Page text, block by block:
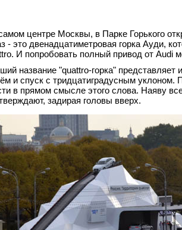
центре Москвы, в Парке Горького
- это двенадцатиметровая горка Ауди,
И попробовать полный привод от Audi
название "quattro-горка"
и спуск с тридцатиградусным уклоном.
в прямом смысле этого слова. Наяву
задирая головы вверх.